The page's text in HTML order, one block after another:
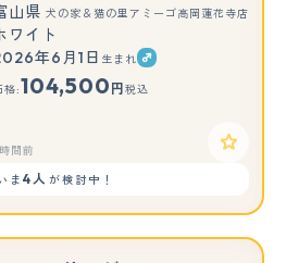
山県 犬の家＆猫の里アミーゴ高岡蓮花寺店
ワイト
年6月1日 生まれ
格:104,500 円 税込
間前
ま4人 が検討中！